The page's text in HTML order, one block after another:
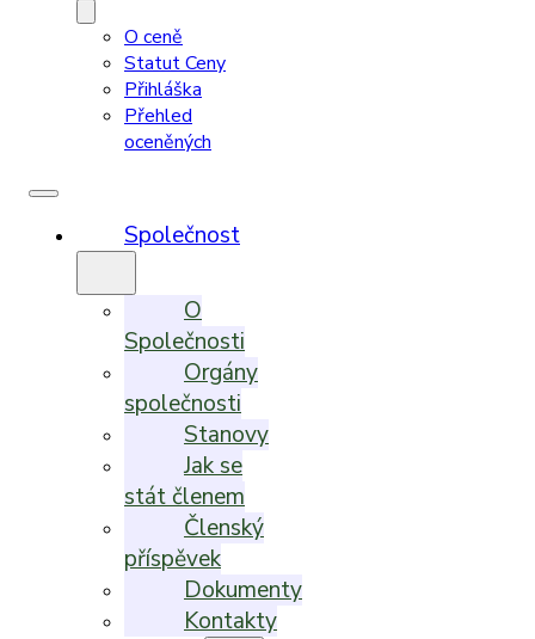
O ceně
Statut Ceny
Přihláška
Přehled
oceněných
Společnost
O
Společnosti
Orgány
společnosti
Stanovy
Jak se
stát členem
Členský
příspěvek
Dokumenty
Kontakty